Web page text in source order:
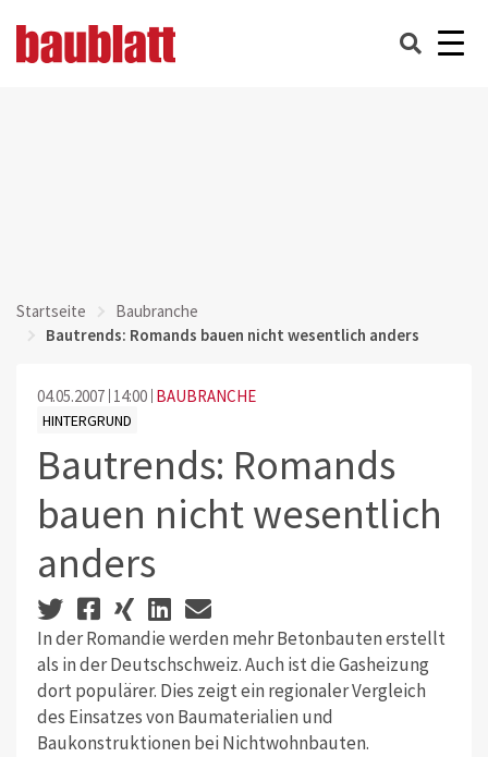
Startseite
Baubranche
Bautrends: Romands bauen nicht wesentlich anders
04.05.2007 14:00 BAUBRANCHE
HINTERGRUND
Bautrends: Romands
bauen nicht wesentlich
anders
In der Romandie werden mehr Betonbauten erstellt
als in der Deutschschweiz. Auch ist die Gasheizung
dort populärer. Dies zeigt ein regionaler Vergleich
des Einsatzes von Baumaterialien und
Baukonstruktionen bei Nichtwohnbauten.